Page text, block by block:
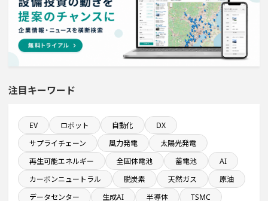
年間設備投資額が100億円以上の企業一覧
食品関連工場のプロジェクト
直近3か月以内に着手する設備新設計画
直近3か月以内に稼働プロジェクト
金融・保険事業を営む会社で10億円以上投資する設備新
設計画
直近3か月以内に完了する設備新設計画
注目キーワード
EV ロボット 自動化
DX
サプライチェーン
風力発電
太陽光発電
再生可能エネルギー
全固体電池 蓄電池
AI
カーボンニュートラル
脱炭素 天然ガス
原油
データセンター
生成AI 半導体 TSMC